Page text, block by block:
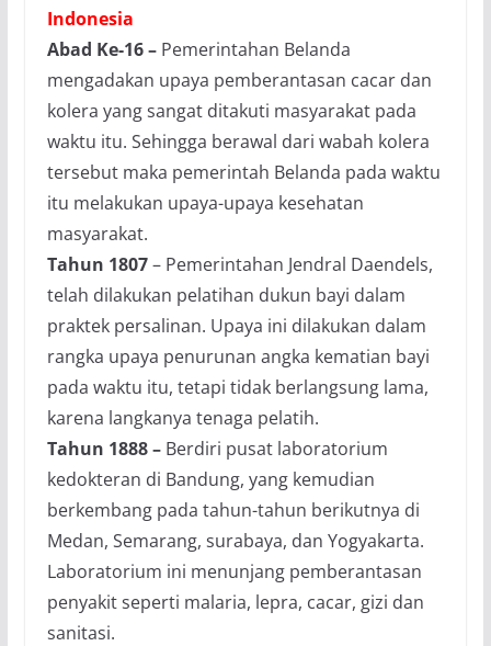
Indonesia
Abad Ke-16 – Pemerintahan Belanda
mengadakan upaya pemberantasan cacar dan
kolera yang sangat ditakuti masyarakat pada
waktu itu. Sehingga berawal dari wabah kolera
tersebut maka pemerintah Belanda pada waktu
itu melakukan upaya-upaya kesehatan
masyarakat.
Tahun 1807– Pemerintahan Jendral Daendels,
telah dilakukan pelatihan dukun bayi dalam
praktek persalinan. Upaya ini dilakukan dalam
rangka upaya penurunan angka kematian bayi
pada waktu itu, tetapi tidak berlangsung lama,
karena langkanya tenaga pelatih.
Tahun 1888 – Berdiri pusat laboratorium
kedokteran di Bandung, yang kemudian
berkembang pada tahun-tahun berikutnya di
Medan, Semarang, surabaya, dan Yogyakarta.
Laboratorium ini menunjang pemberantasan
penyakit seperti malaria, lepra, cacar, gizi dan
sanitasi.